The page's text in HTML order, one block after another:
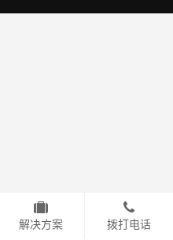
解决方案 拨打电话